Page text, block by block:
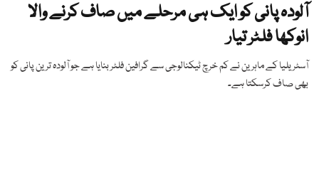
آلودہ پانی کو ایک ہی مرحلے میں صاف کرنے والا
انوکھا فلٹر تیار
آسٹریلیا کے ماہرین نے کم خرچ ٹیکنالوجی سے گرافین فلٹر بنایا ہے جو آلودہ ترین پانی کو
بھی صاف کرسکتا ہے۔